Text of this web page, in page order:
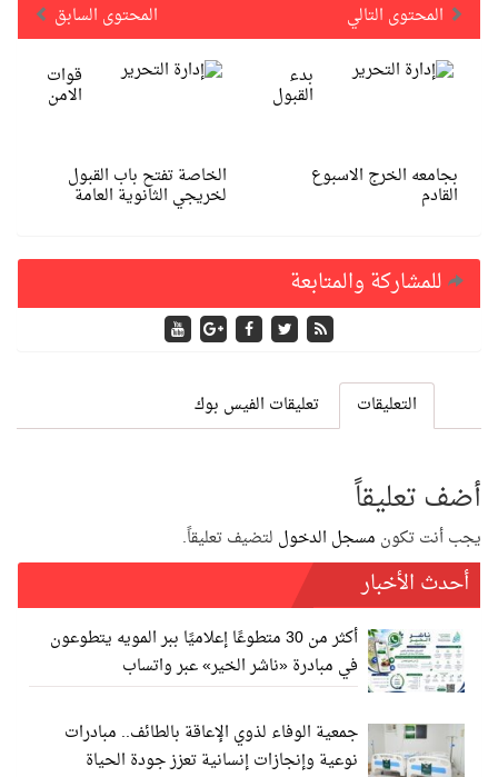
المحتوى السابق
المحتوى التالي
قوات
الامن
الخاصة تفتح باب القبول
لخريجي الثانوية العامة
بدء
القبول
بجامعه الخرج الاسبوع
القادم
للمشاركة والمتابعة
التعليقات تعليقات الفيس بوك
أضف تعليقاً
يجب أنت تكون مسجل الدخول لتضيف تعليقاً.
أحدث الأخبار
أكثر من 30 متطوعًا إعلاميًا ببر المويه يتطوعون
في مبادرة «ناشر الخير» عبر واتساب
جمعية الوفاء لذوي الإعاقة بالطائف.. مبادرات
نوعية وإنجازات إنسانية تعزز جودة الحياة